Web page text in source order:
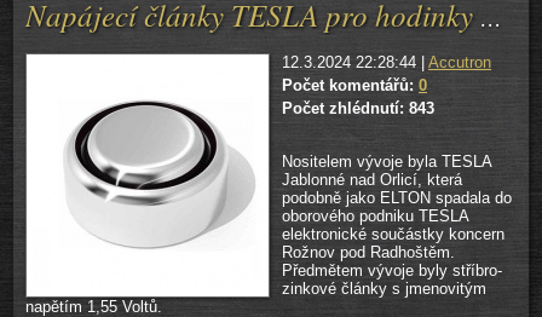
Napájecí články TESLA pro hodinky Prim Quartz
12.3.2024 22:28:44 | Accutron
Počet komentářů: 0
Počet zhlédnutí: 843
Nositelem vývoje byla TESLA
Jablonné nad Orlicí, která
podobně jako ELTON spadala do
oborového podniku TESLA
elektronické součástky koncern
Rožnov pod Radhoštěm.
Předmětem vývoje byly stříbro-
zinkové články s jmenovitým
napětím 1,55 Voltů.